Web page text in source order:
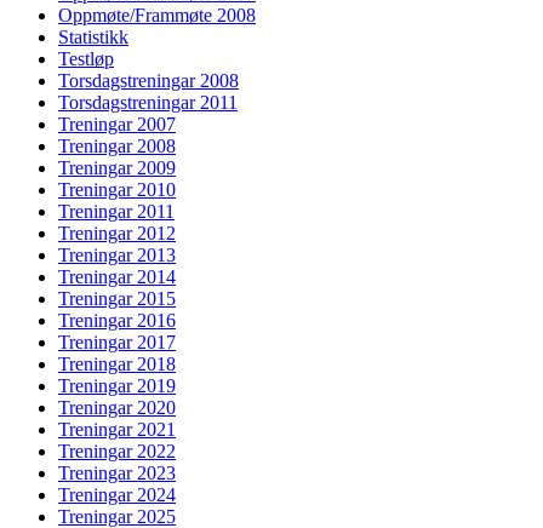
Oppmøte/Frammøte 2008
Statistikk
Testløp
Torsdagstreningar 2008
Torsdagstreningar 2011
Treningar 2007
Treningar 2008
Treningar 2009
Treningar 2010
Treningar 2011
Treningar 2012
Treningar 2013
Treningar 2014
Treningar 2015
Treningar 2016
Treningar 2017
Treningar 2018
Treningar 2019
Treningar 2020
Treningar 2021
Treningar 2022
Treningar 2023
Treningar 2024
Treningar 2025